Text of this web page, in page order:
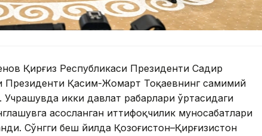
Қирғиз Республикаси Президенти Садир
Президенти Қасим-Жомарт Тоқаевнинг самимий
икки давлат раҳбарлари ўртасидаги
асосланган иттифоқчилик муносабатлари
Сўнгги беш йилда Қозоғистон–Қирғизистон